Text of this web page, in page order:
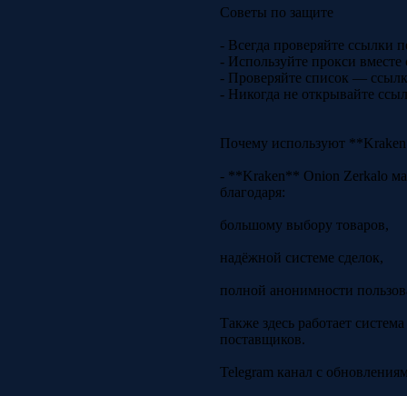
Советы по защите
- Всегда проверяйте ссылки
- Используйте прокси
- Проверяйте список —
- Никогда не открывайте
Почему используют
- **Kraken** Onion Zerkalo
благодаря:
большому выбору товаров,
надёжной системе сделок,
полной анонимности
Также здесь работает
поставщиков.
Telegram канал с